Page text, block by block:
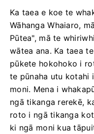
Ka taea e koe te
Wāhanga Whaiaro,
Pūtea", mā te
wātea ana. Ka taea
pūkete hokohoko i
te pūnaha utu kotahi
moni. Mena i
ngā tikanga rerekē,
roto i ngā tikanga
ki ngā moni kua